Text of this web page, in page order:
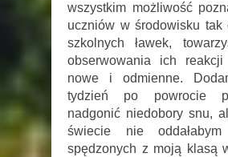
wszystkim możliwość
uczniów w środowisku tak
szkolnych ławek,
obserwowania ich
nowe i odmienne.
tydzień po powrocie
nadgonić niedobory snu,
świecie nie
spędzonych z moją klasą